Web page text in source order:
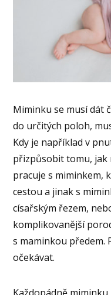
Miminku se musí dát
do určitých poloh,
Kdy je například v
přizpůsobit tomu, jak
pracuje s miminkem,
cestou a jinak s
císařským řezem,
komplikovanější
s maminkou předem.
očekávat.